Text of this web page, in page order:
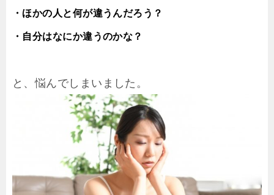
・ほかの人と何が違うんだろう？
・自分はなにか違うのかな？
と、悩んでしまいました。